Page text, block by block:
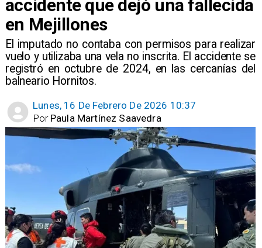
accidente que dejó una fallecida
en Mejillones
El imputado no contaba con permisos para realizar
vuelo y utilizaba una vela no inscrita. El accidente se
registró en octubre de 2024, en las cercanías del
balneario Hornitos.
Lunes, 16 De Febrero De 2026 10:37
Paula Martínez Saavedra
Por